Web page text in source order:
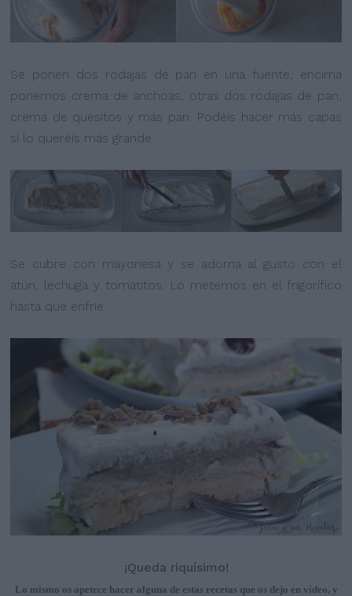
Se ponen dos rodajas de pan en una fuente, encima
ponemos crema de anchoas, otras dos rodajas de pan,
crema de quesitos y más pan. Podéis hacer más capas
si lo queréis más grande.
Se cubre con mayonesa y se adorna al gusto con el
atún, lechuga y tomatitos. Lo metemos en el frigorífico
hasta que enfríe.
¡Queda riquísimo!
Lo mismo os apetece hacer alguna de estas recetas que os dejo en vídeo, y